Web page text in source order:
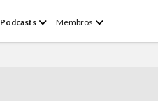
Podcasts openMembros open